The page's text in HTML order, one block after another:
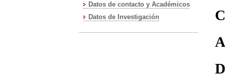
Datos de contacto y Académicos
Datos de Investigación